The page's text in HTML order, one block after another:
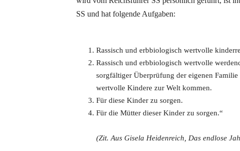
SS und hat folgende Aufgaben:
Rassisch und erbbiologisch wertvolle
Rassisch und erbbiologisch wertvolle
sorgfältiger Überprüfung der eigenen
wertvolle Kindere zur Welt kommen.
Für diese Kinder zu sorgen.
Für die Mütter dieser Kinder zu sorgen.“
(Zit. Aus Gisela Heidenreich, Das endlose